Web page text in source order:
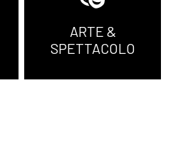
ARTE &
SPETTACOLO